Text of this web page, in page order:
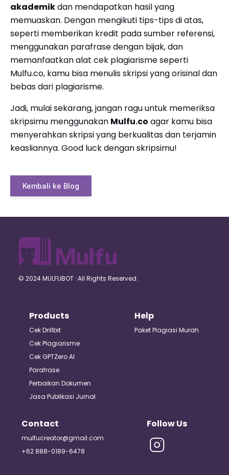
akademikdan mendapatkan hasil yang
memuaskan. Dengan mengikuti tips-tips di atas,
seperti memberikan kredit pada sumber referensi,
menggunakan parafrase dengan bijak, dan
memanfaatkan alat cek plagiarisme seperti
Mulfu.co, kamu bisa menulis skripsi yang orisinal dan
bebas dari plagiarisme.
Jadi, mulai sekarang, jangan ragu untuk memeriksa
skripsimu menggunakan Mulfu.co agar kamu bisa
menyerahkan skripsi yang berkualitas dan terjamin
keasliannya. Good luck dengan skripsimu!
Kembali ke Blog
© 2024 MULFUBOT · All Rights Reserved.
Products
Cek Drillbit
Cek Plagiarisme
Cek GPTZero AI
Parafrase
Perbaikan Dokumen
Jasa Publikasi Jurnal
Help
Paket Plagiasi Murah
Contact
mulfucreator@gmail.com
+62 888-0189-6478
Follow Us